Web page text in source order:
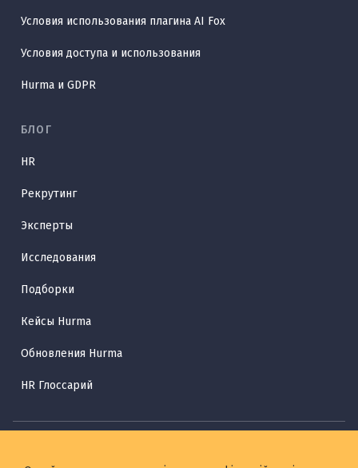
Условия использования плагина AI Fox
Условия доступа и использования
Hurma и GDPR
БЛОГ
HR
Рекрутинг
Эксперты
Исследования
Подборки
Кейсы Hurma
Обновления Hurma
HR Глоссарий